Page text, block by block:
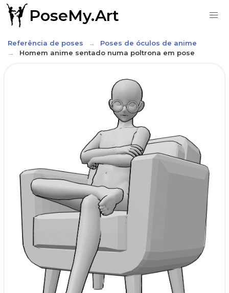
PoseMy.Art
Referência de poses
Poses de óculos de anime
Homem anime sentado numa poltrona em pose